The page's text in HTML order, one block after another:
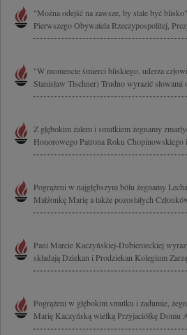
"Można odejść na zawsze, by stale być
Pierwszego Obywatela Rzeczypospolitej,
"W momencie śmierci bliskiego, uderza
Stanisław Tischner) Trudno wyrazić
Z głębokim żalem i smutkiem żegnamy
Honorowego Patrona Roku
Pogrążeni w najgłębszym bólu żegnamy
Małżonkę Marię a także pozostałych
Pani Marcie Kaczyńskiej-Dubienieckiej
składają Dziekan i Prodziekan Kolegium
Pogrążeni w głębokim smutku i zadumie,
Marię Kaczyńską wielką Przyjaciółkę